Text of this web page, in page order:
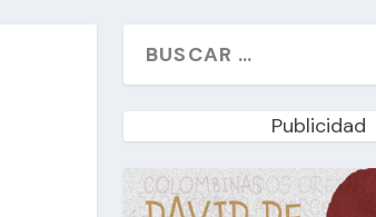
Publicidad